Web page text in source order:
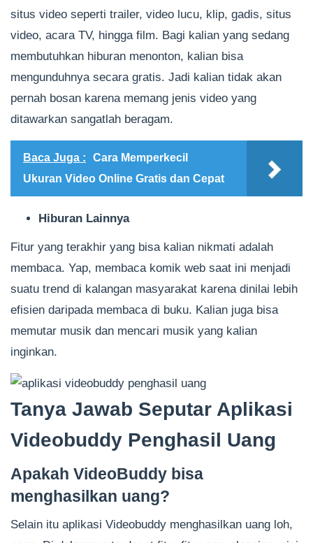
situs video seperti trailer, video lucu, klip, gadis, situs
video, acara TV, hingga film. Bagi kalian yang sedang
membutuhkan hiburan menonton, kalian bisa
mengunduhnya secara gratis. Jadi kalian tidak akan
pernah bosan karena memang jenis video yang
ditawarkan sangatlah beragam.
Baca Juga :
Cara Memperkecil
Ukuran Video Online Gratis dan Cepat
Hiburan Lainnya
Fitur yang terakhir yang bisa kalian nikmati adalah
membaca. Yap, membaca komik web saat ini menjadi
suatu trend di kalangan masyarakat karena dinilai lebih
efisien daripada membaca di buku. Kalian juga bisa
memutar musik dan mencari musik yang kalian
inginkan.
Tanya Jawab Seputar Aplikasi
Videobuddy Penghasil Uang
Apakah VideoBuddy bisa
menghasilkan uang?
Selain itu aplikasi Videobuddy menghasilkan uang loh,